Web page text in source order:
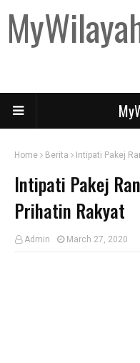
Home Berita Intipati Pakej
Intipati Pakej
Prihatin Rakyat
Admin March 27, 2020